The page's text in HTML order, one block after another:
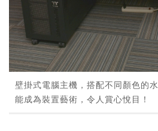
壁掛式電腦主機，搭配不同顏色的
能成為裝置藝術，令人賞心悅目！